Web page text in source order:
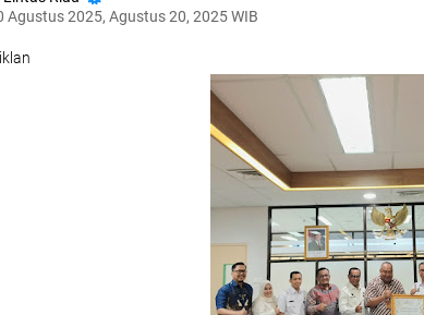
Agustus 2025, Agustus 20, 2025 WIB